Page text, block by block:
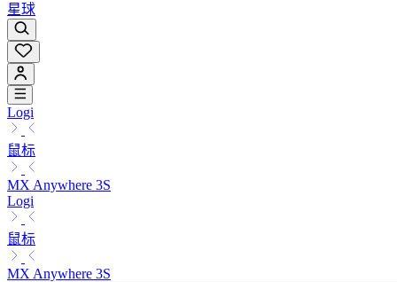
星球
Logi
鼠标
MX Anywhere 3S
Logi
鼠标
MX Anywhere 3S